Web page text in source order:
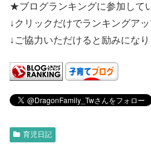
★ブログランキングに参加して
↓クリックだけでランキングア
↓ご協力いただけると励みになり
育児日記